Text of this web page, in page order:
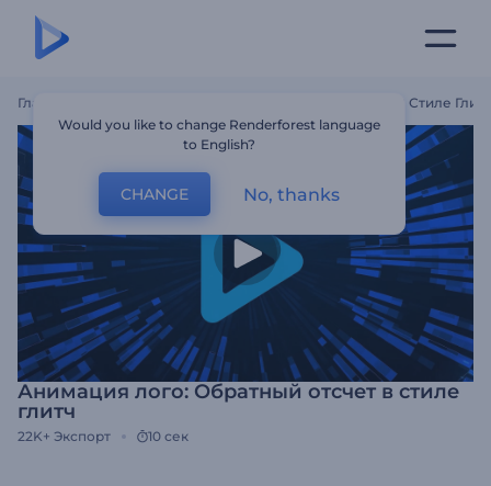
Главная Анимация Лого: Обратный Отсчет В Стиле Глитч
Анимация лого: Обратный отсчет в стиле
глитч
22K+ Экспорт 10 сек
Would you like to change Renderforest language
to English?
CHANGE No, thanks